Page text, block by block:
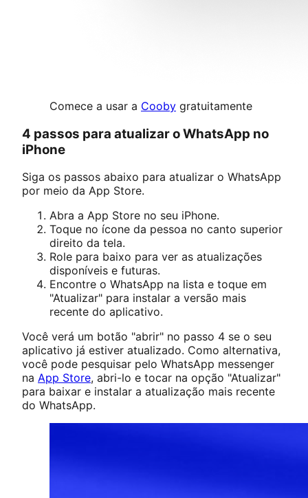
Comece a usar a Cooby gratuitamente
4 passos para atualizar o WhatsApp no
iPhone
Siga os passos abaixo para atualizar o WhatsApp
por meio da App Store.
Abra a App Store no seu iPhone.
Toque no ícone da pessoa no canto superior
direito da tela.
Role para baixo para ver as atualizações
disponíveis e futuras.
Encontre o WhatsApp na lista e toque em
"Atualizar" para instalar a versão mais
recente do aplicativo.
Você verá um botão "abrir" no passo 4 se o seu
aplicativo já estiver atualizado. Como alternativa,
você pode pesquisar pelo WhatsApp messenger
na App Store, abri-lo e tocar na opção "Atualizar"
para baixar e instalar a atualização mais recente
do WhatsApp.